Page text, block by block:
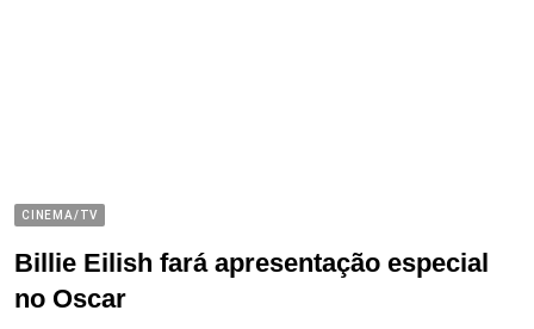
CINEMA/TV
Billie Eilish fará apresentação especial
no Oscar